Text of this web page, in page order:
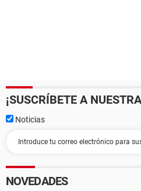
¡SUSCRÍBETE A
Noticias
NOVEDADES